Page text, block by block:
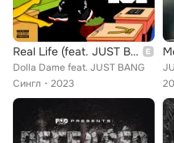
Real Life (feat. JUST BANG)
Dolla Dame feat. JUST BANG
Сингл
2023